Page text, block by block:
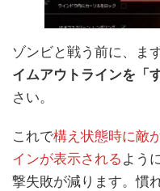
ゾンビと戦う前に、ま
イムアウトラインを「
さい。
これで構え状態時に敵
インが表示される よう
撃失敗が減ります。慣